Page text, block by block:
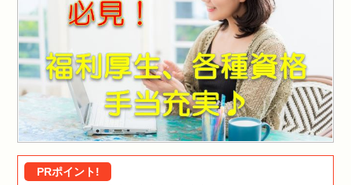
PRポイント!